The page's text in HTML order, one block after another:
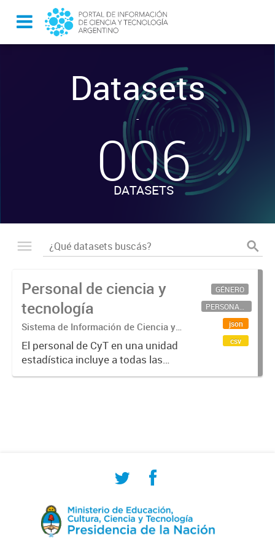
Datasets
-
006
DATASETS
Personal de ciencia y
tecnología
Sistema de Información de Ciencia y
Tecnología Argentino (SICYTAR)
El personal de CyT en una unidad
estadística incluye a todas las
personas involucradas
GÉNERO
PERSONAL CIENTÍFICO-TECNOLÓGICO
json
csv